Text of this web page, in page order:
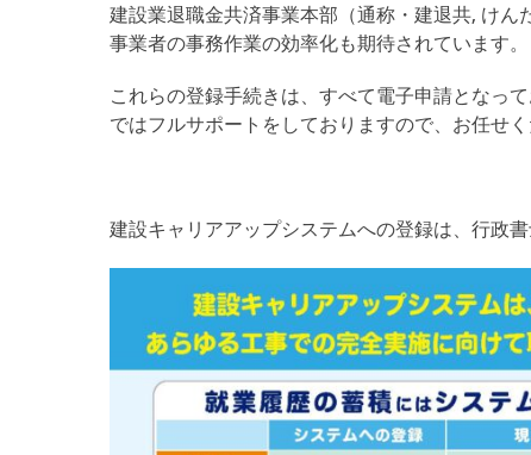
建設業退職金共済事業本部（通称・建退共, けん
事業者の事務作業の効率化も期待されています。
これらの登録手続きは、すべて電子申請となっ
ではフルサポートをしておりますので、お任せく
建設キャリアアップシステムへの登録は、行政